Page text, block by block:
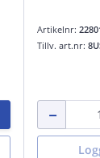
Artikelnr:
Tillv. art.nr: